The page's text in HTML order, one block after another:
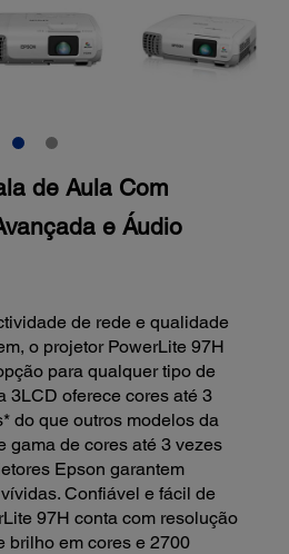
de Aula Com
e Áudio
de rede e qualidade
o projetor PowerLite 97H
para qualquer tipo de
3LCD oferece cores até 3
do que outros modelos da
gama de cores até 3 vezes
Epson garantem
Confiável e fácil de
97H conta com resolução
brilho em cores e 2700